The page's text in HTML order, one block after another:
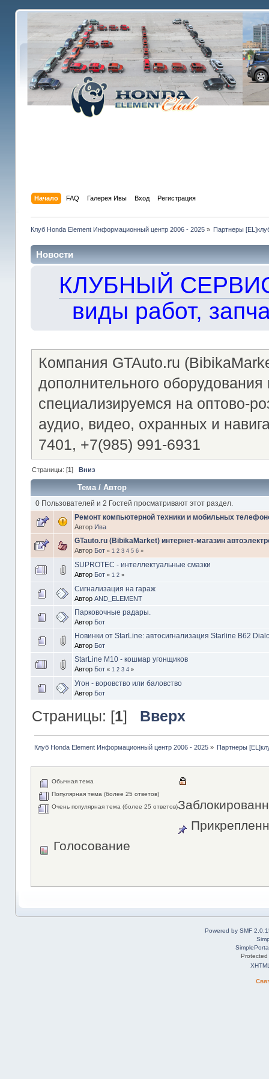
Начало FAQ Галерея Ивы Вход Регистрация
Клуб Honda Element Информационный центр 2006 - 2025» Партнеры
Новости
КЛУБНЫЙ
виды работ,
Компания GTAuto.ru
дополнительного
специализируемся на оптово-
аудио, видео, охранных и
7401, +7(985) 991-6931
Страницы: [1] Вниз
Тема/ Автор
0 Пользователей и 2 Гостей просматривают этот раздел.
Ремонт компьютерной техники и мобильных
Автор Ива
GTauto.ru (BibikaMarket) интернет-магазин
Автор Бот « 1 2 3 4 5 6»
SUPROTEC - интеллектуальные смазки
Автор Бот « 1 2»
Сигнализация на гараж
Автор AND_ELEMENT
Парковочные радары.
Автор Бот
Новинки от StarLine: автосигнализация Starline B62
Автор Бот
StarLine М10 - кошмар угонщиков
Автор Бот « 1 2 3 4»
Угон - воровство или баловство
Автор Бот
Страницы: [1] Вверх
Клуб Honda Element Информационный центр 2006 - 2025» Партнеры
Обычная тема
Популярная тема (более 25 ответов)
Очень популярная тема (более 25 ответов)
Голосование
Powered by SMF